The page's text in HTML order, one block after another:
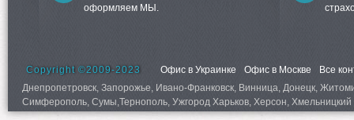
оформляем МЫ.
Copyright ©2009-2023 Офис в Украинке Офис в Москве
Все
Днепропетровск, Запорожье, Ивано-Франковск, Винница, Донецк,
Симферополь, Сумы,Тернополь, Ужгород Харьков, Херсон,